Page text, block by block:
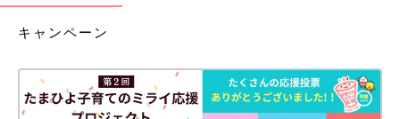
キャンペーン